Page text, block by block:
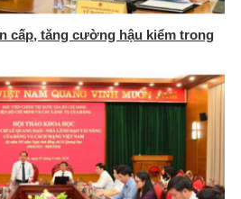
cấp, tăng cường hậu kiểm trong